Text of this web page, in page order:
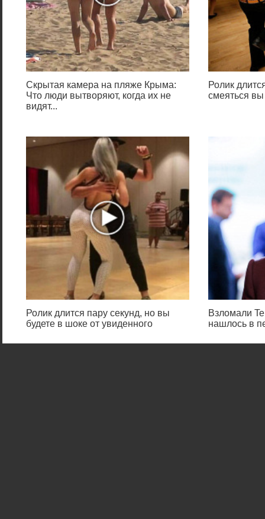
Скрытая камера на пляже Крыма:
Что люди вытворяют, когда их не
видят...
Ролик
смеяться вы
Ролик длится пару секунд, но вы
будете в шоке от увиденного
Взломали
нашлось в